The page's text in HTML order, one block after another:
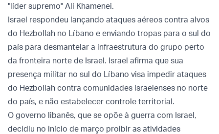
"líder supremo" Ali Khamenei.
Israel respondeu lançando ataques aéreos contra alvos
do Hezbollah no Líbano e enviando tropas para o sul do
país para desmantelar a infraestrutura do grupo perto
da fronteira norte de Israel. Israel afirma que sua
presença militar no sul do Líbano visa impedir ataques
do Hezbollah contra comunidades israelenses no norte
do país, e não estabelecer controle territorial.
O governo libanês, que se opõe à guerra com Israel,
decidiu no início de março proibir as atividades